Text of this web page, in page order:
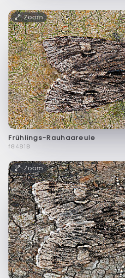
Zoom
Frühlings-Rauhaareule
f84818
Zoom